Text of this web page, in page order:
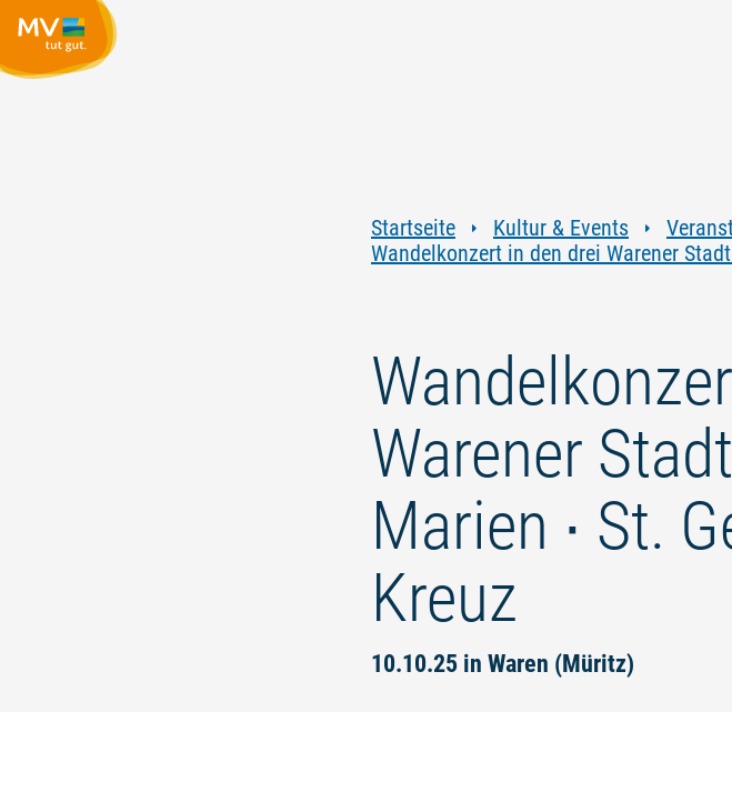
Startseite Kultur & Events
Wandelkonzert in den drei Warener
Warener
Marien ∙ St.
Kreuz
10.10.25 in Waren (Müritz)